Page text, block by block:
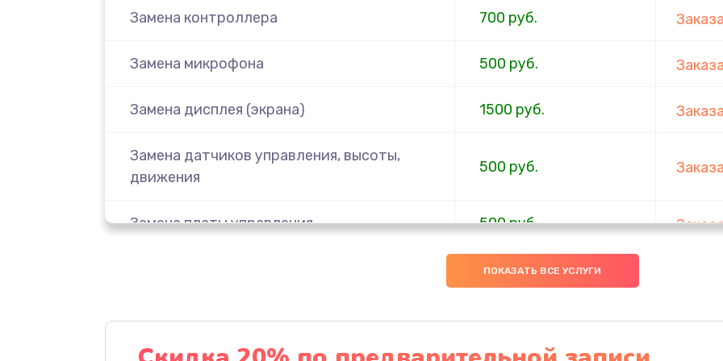
Замена контроллера 700 руб.
Замена микрофона 500 руб.
Замена дисплея (экрана) 1500 руб.
Замена датчиков управления, высоты,
движения
500 руб.
Замена платы управления 500 руб.
ПОКАЗАТЬ ВСЕ УСЛУГИ